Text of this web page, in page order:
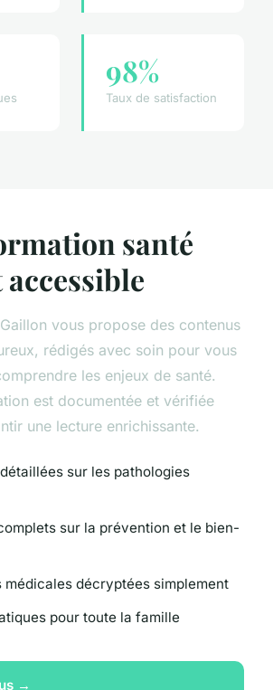
98%
Taux de satisfaction
santé
vous propose des contenus
rédigés avec soin pour vous
les enjeux de santé.
est documentée et vérifiée
une lecture enrichissante.
sur les pathologies
sur la prévention et le bien-
médicales décryptées simplement
pour toute la famille
→